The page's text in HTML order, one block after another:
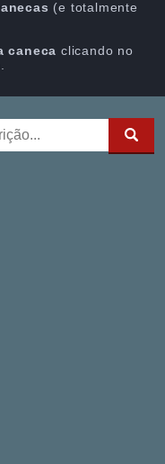
(e totalmente
caneca clicando no